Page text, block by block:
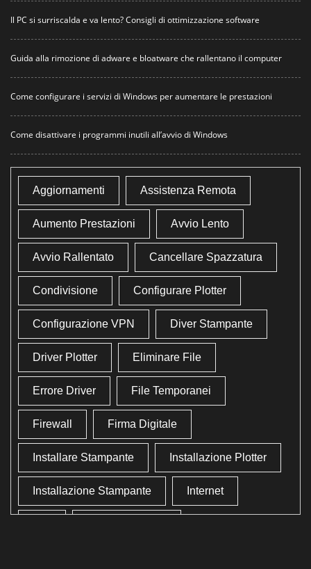
Il PC si surriscalda e va lento? Consigli di ottimizzazione software
Guida alla rimozione di adware e bloatware che rallentano il computer
Come configurare i servizi di Windows per aumentare le prestazioni
Come disattivare i programmi inutili all’avvio di Windows
Aggiornamenti Assistenza Remota
Aumento Prestazioni Avvio Lento
Avvio Rallentato Cancellare Spazzatura
Condivisione Configurare Plotter
Configurazione VPN Diver Stampante
Driver Plotter Eliminare File
Errore Driver File Temporanei
Firewall Firma Digitale
Installare Stampante Installazione Plotter
Installazione Stampante Internet